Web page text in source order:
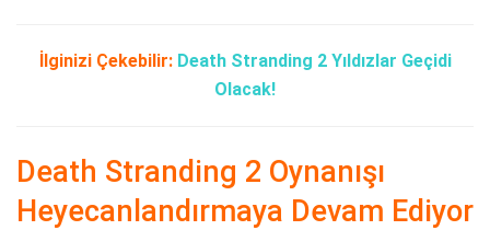
İlginizi Çekebilir: Death Stranding 2 Yıldızlar Geçidi
Olacak!
Death Stranding 2 Oynanışı
Heyecanlandırmaya Devam Ediyor